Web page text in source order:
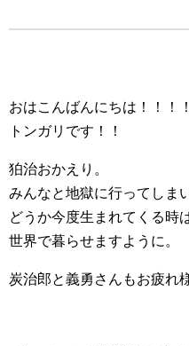
おはこんばんにちは！！！！
トンガリです！！
狛治おかえり。
みんなと地獄に行ってしま
どうか今度生まれてくる時
世界で暮らせますように。
炭治郎と義勇さんもお疲れ